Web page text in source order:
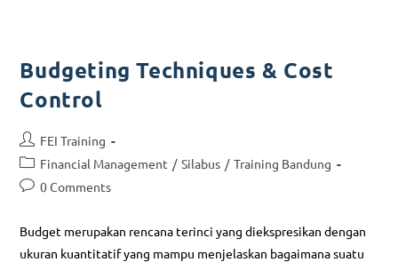
Budgeting Techniques & Cost
Control
FEI Training
Financial Management / Silabus / Training Bandung
0 Comments
Budget merupakan rencana terinci yang diekspresikan dengan
ukuran kuantitatif yang mampu menjelaskan bagaimana suatu